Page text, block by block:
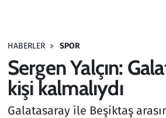
HABERLER SPOR
Sergen Yalçın:
kişi kalmalıydı
Galatasaray ile Beşiktaş
Haber
Kültür Sanat
Kurumsal Haberler